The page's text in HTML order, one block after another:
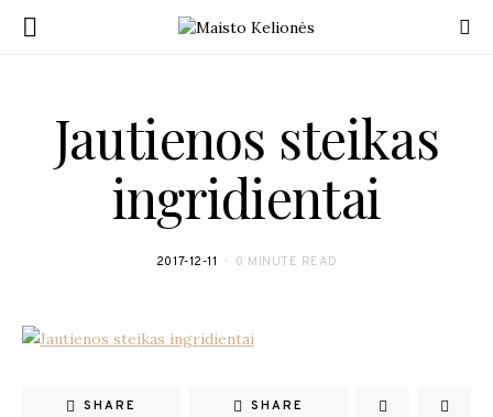
Jautienos steikas
ingridientai
2017-12-11 0 MINUTE READ
SHARE SHARE